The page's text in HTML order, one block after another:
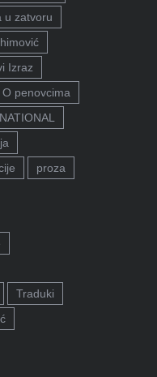
u zatvoru
Izraz
O penovcima
proza
Traduki